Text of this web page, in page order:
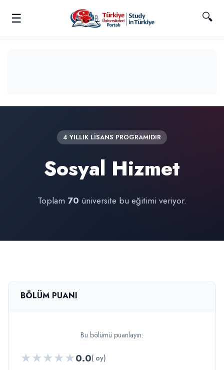
☰ 🔍
4 YILLIK LİSANS PROGRAMIDIR
Sosyal Hizmet
Toplam 70 üniversite bu eğitimi veriyor.
BÖLÜM PUANI
Bu bölümü puanlayın:
★★★★★0.0( oy)